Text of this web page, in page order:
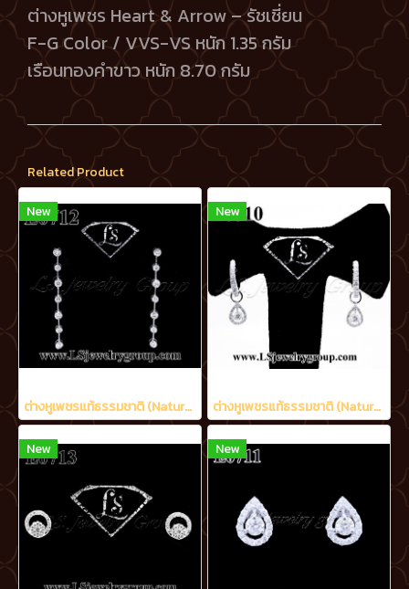
ต่างหูเพชร Heart & Arrow – รัชเชี่ยน
F-G Color / VVS-VS หนัก 1.35 กรัม
เรือนทองคำขาว หนัก 8.70 กรัม
Related Product
New
ต่างหูเพชรแท้ธรรมชาติ (Natural Diamonds) 1.20 Ct.
New
ต่างหูเพชรแท้ธรรมชาติ (Natural Diamonds) 0.90 Ct.
New New